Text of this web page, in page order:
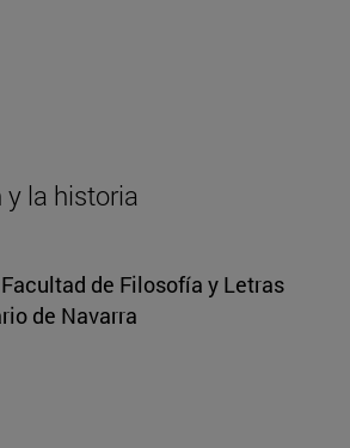
y la historia
de Filosofía y Letras
de Navarra